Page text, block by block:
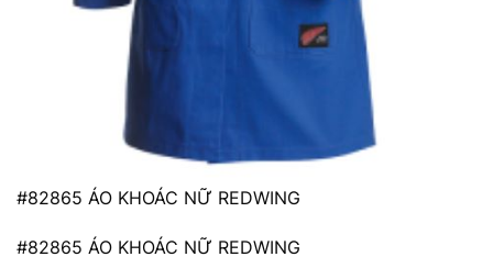
#82865 ÁO KHOÁC NỮ REDWING
#82865 ÁO KHOÁC NỮ REDWING